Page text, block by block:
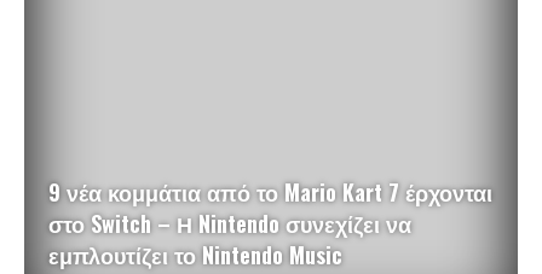
9 νέα κομμάτια από το Mario Kart 7 έρχονται
στο Switch – Η Nintendo συνεχίζει να
εμπλουτίζει το Nintendo Music